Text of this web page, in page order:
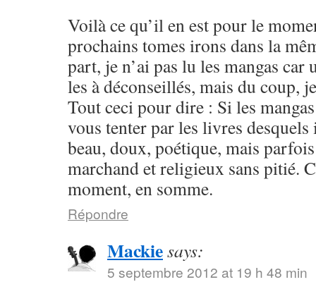
Voilà ce qu’il en est pour le
prochains tomes irons dans la
part, je n’ai pas lu les mangas car
les à déconseillés, mais du coup,
Tout ceci pour dire : Si les
vous tenter par les livres
beau, doux, poétique, mais
marchand et religieux sans pitié.
moment, en somme.
Répondre
Mackiesays:
5 septembre 2012 at 19 h 48 min